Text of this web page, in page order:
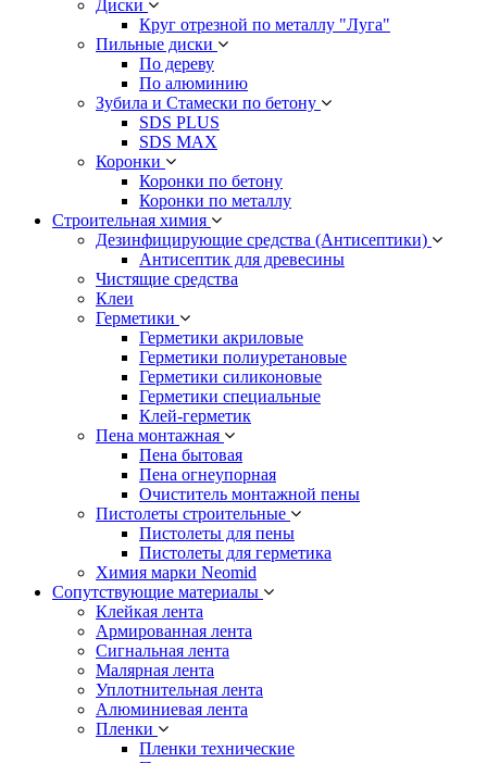
Диски
Круг отрезной по металлу "Луга"
Пильные диски
По дереву
По алюминию
Зубила и Стамески по бетону
SDS PLUS
SDS MAX
Коронки
Коронки по бетону
Коронки по металлу
Строительная химия
Дезинфицирующие средства (Антисептики)
Антисептик для древесины
Чистящие средства
Клеи
Герметики
Герметики акриловые
Герметики полиуретановые
Герметики силиконовые
Герметики специальные
Клей-герметик
Пена монтажная
Пена бытовая
Пена огнеупорная
Очиститель монтажной пены
Пистолеты строительные
Пистолеты для пены
Пистолеты для герметика
Химия марки Neomid
Сопутствующие материалы
Клейкая лента
Армированная лента
Сигнальная лента
Малярная лента
Уплотнительная лента
Алюминиевая лента
Пленки
Пленки технические